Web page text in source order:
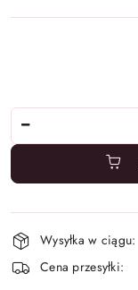
Dostępność
i
dostawa
Wysyłka w ciągu:
Cena przesyłki: